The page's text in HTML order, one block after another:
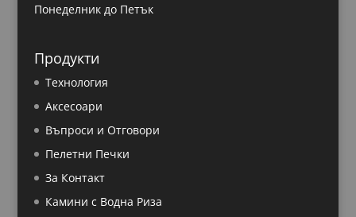
Понеделник до Петък
Продукти
Технология
Аксесоари
Въпроси и Отговори
Пелетни Печки
За Контакт
Камини с Водна Риза